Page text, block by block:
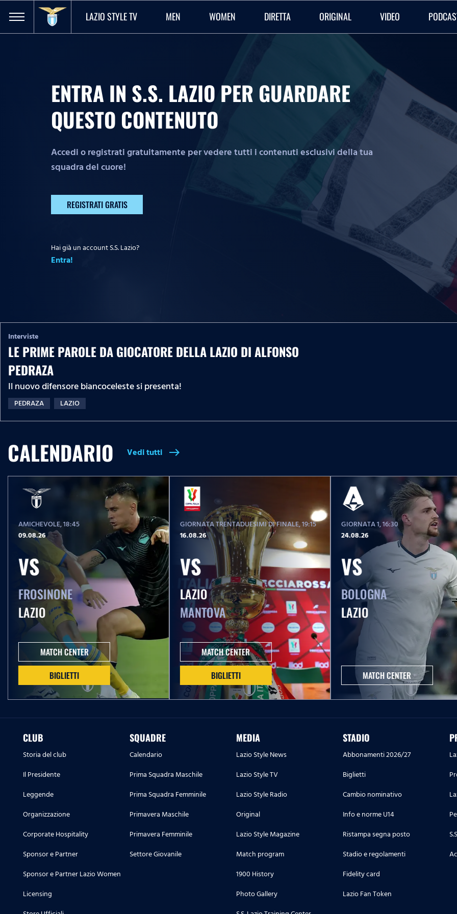
LAZIO STYLE TV MEN WOMEN DIRETTA ORIGINAL VIDEO
ENTRA IN S.S. LAZIO PER GUARDARE
QUESTO CONTENUTO
Accedi o registrati gratuitamente per vedere tutti i contenuti esclusivi della tua
squadra del cuore!
REGISTRATI GRATIS
Hai già un account S.S. Lazio?
Entra!
Interviste
LE PRIME PAROLE DA GIOCATORE DELLA LAZIO DI ALFONSO
PEDRAZA
Il nuovo difensore biancoceleste si presenta!
PEDRAZA LAZIO
CALENDARIO Vedi tutti east
AMICHEVOLE, 18:45
09.08.26
VS
FROSINONE
LAZIO
MATCH CENTER
BIGLIETTI
GIORNATA TRENTADUESIMI DI FINALE, 19:15
16.08.26
VS
LAZIO
MANTOVA
MATCH CENTER
BIGLIETTI
GIORNATA 1, 16:30
24.08.26
VS
BOLOGNA
LAZIO
MATCH CENTER
CLUB
Storia del club
Il Presidente
Leggende
Organizzazione
Corporate Hospitality
Sponsor e Partner
Sponsor e Partner Lazio Women
Licensing
SQUADRE
Calendario
Prima Squadra Maschile
Prima Squadra Femminile
Primavera Maschile
Primavera Femminile
Settore Giovanile
MEDIA
Lazio Style News
Lazio Style TV
Lazio Style Radio
Original
Lazio Style Magazine
Match program
1900 History
Photo Gallery
STADIO
Abbonamenti 2026/27
Biglietti
Cambio nominativo
Info e norme U14
Ristampa segna posto
Stadio e regolamenti
Fidelity card
Lazio Fan Token